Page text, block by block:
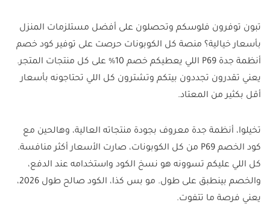
تبون توفرون فلوسكم وتحصلون على أفضل مستلزمات المنزل
بأسعار خيالية؟ منصة كل الكوبونات حرصت على توفير كود خصم
أنظمة جدة P69 اللي يعطيكم خصم 10% على كل منتجات المتجر.
يعني تقدرون تجددون بيتكم وتشترون كل اللي تحتاجونه بأسعار
أقل بكثير من المعتاد.
تخيلوا، أنظمة جدة معروف بجودة منتجاته العالية، وهالحين مع
كود الخصم P69 من كل الكوبونات، صارت الأسعار أكثر منافسة.
كل اللي عليكم تسوونه هو نسخ الكود واستخدامه عند الدفع،
والخصم بينطبق على طول. مو بس كذا، الكود صالح طول 2026،
يعني فرصة ما تتفوت.